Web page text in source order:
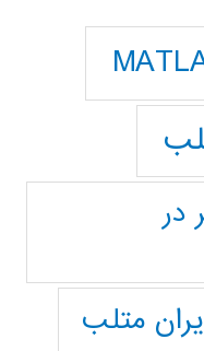
در
متلب